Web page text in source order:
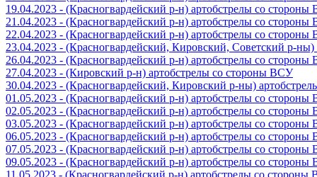
19.04.2023 - (Красногвардейский р-н) артобстрелы со
21.04.2023 - (Красногвардейский р-н) артобстрелы со
22.04.2023 - (Красногвардейский р-н) артобстрелы со
23.04.2023 - (Красногвардейский, Кировский, Советский р-
26.04.2023 - (Красногвардейский р-н) артобстрелы со
27.04.2023 - (Кировский р-н) артобстрелы со стороны ВСУ
30.04.2023 - (Красногвардейский, Кировский р-ны)
01.05.2023 - (Красногвардейский р-н) артобстрелы со
02.05.2023 - (Красногвардейский р-н) артобстрелы со
03.05.2023 - (Красногвардейский р-н) артобстрелы со
06.05.2023 - (Красногвардейский р-н) артобстрелы со
07.05.2023 - (Красногвардейский р-н) артобстрелы со
09.05.2023 - (Красногвардейский р-н) артобстрелы со
11.05.2023 - (Красногвардейский р-н) артобстрелы со стороны